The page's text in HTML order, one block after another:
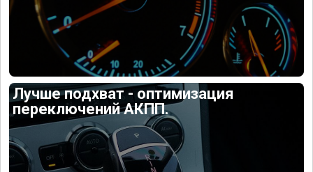
Лучше подхват - оптимизация
переключений АКПП.